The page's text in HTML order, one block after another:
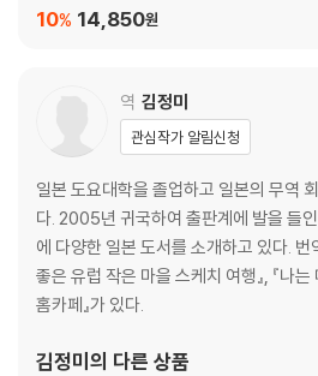
치 여행14,850원
10%
역 김정미
관심작가 알림신청
일본 도요대학을 졸업하고 일본의 무역
다. 2005년 귀국하여 출판계에 발을 들
에 다양한 일본 도서를 소개하고 있다. 번
좋은 유럽 작은 마을 스케치 여행』, 『나는
홈카페』가 있다.
김정미 의 다른 상품